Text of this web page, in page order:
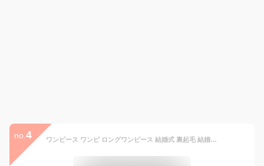
no. 4 ワンピース ワンピ ロングワンピース 結婚式 裏起毛 結婚式 ロングワンピース 半袖 フレア レディース ロングワンピ 大きいサイズ パーティー 婚活 フォーマル 黒 ロング パーティドレス きれいめ 結婚式ワンピース マタ二ティ 春 夏 シアー HUG.U